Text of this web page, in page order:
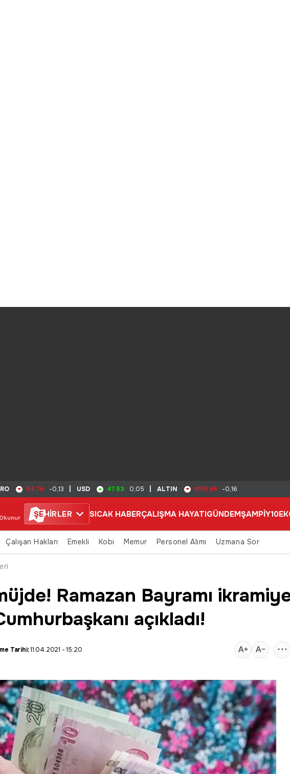
54.74 -0,13 USD 47.53 0,05 ALTIN 6165,66 -0,16
ŞEHİRLER SICAK HABERÇALIŞMA HAYATIGÜNDEMŞAMPİY10
Çalışan Hakları Emekli Kobi Memur Personel Alımı Uzmana Sor
Ramazan Bayramı
açıkladı!
Tarihi:11.04.2021 - 15:20